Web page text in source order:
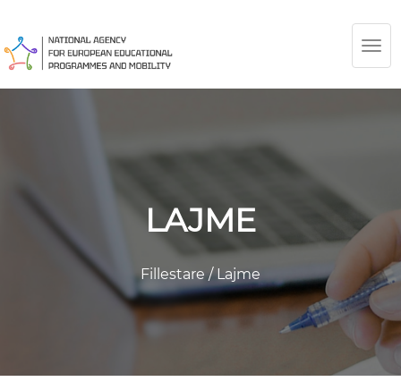
LAJME
Fillestare/Lajme